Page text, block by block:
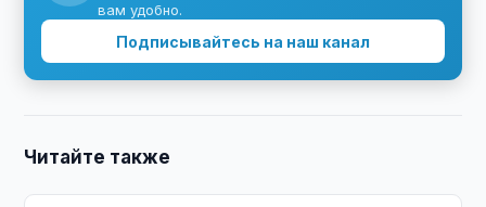
вам удобно.
Подписывайтесь на наш канал
Читайте также